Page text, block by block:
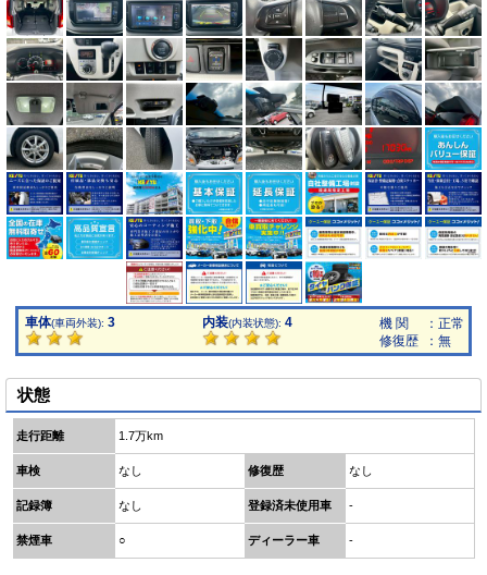
車体(車両外装): 3 内装(内装状態): 4
機 関
修復歴
：正常
：無
状態
走行距離 1.7万km
車検 なし 修復歴 なし
記録簿 なし 登録済未使用車 -
禁煙車 ○ ディーラー車 -